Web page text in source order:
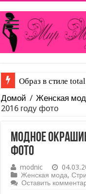
Каким образом
Домой / Женская
2016 году фото
Модное
фото
modnic
Женская мода,
Оставить